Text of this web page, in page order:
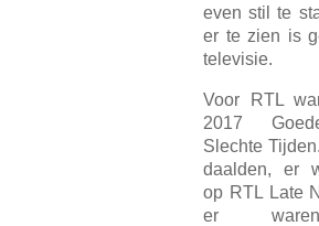
even stil te
er te zien is
televisie.
Voor RTL
2017
Slechte
daalden, er
op RTL Late
er